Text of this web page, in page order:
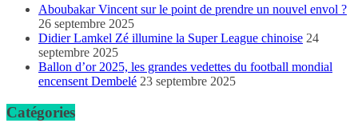
Aboubakar Vincent sur le point de prendre un nouvel envol ?
26 septembre 2025
Didier Lamkel Zé illumine la Super League chinoise 24
septembre 2025
Ballon d’or 2025, les grandes vedettes du football mondial
encensent Dembelé 23 septembre 2025
Catégories